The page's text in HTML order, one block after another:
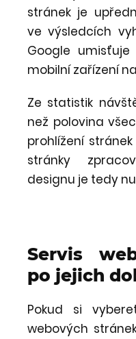
stránek je
ve výsledcích
Google
mobilní zařízení
Ze statistik
než polovina
prohlížení
stránky
designu je tedy
Servis
po jejich
Pokud si
webových